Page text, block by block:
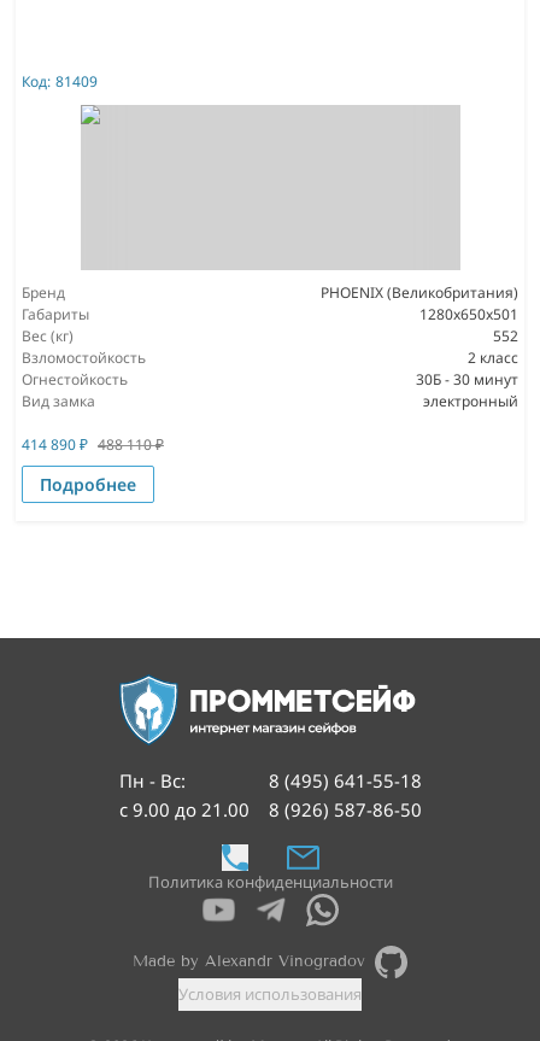
Код: 81409
Бренд
PHOENIX (Великобритания)
Габариты
1280х650х501
Вес (кг)
552
Взломостойкость
2 класс
Огнестойкость
30Б - 30 минут
Вид замка
электронный
414 890₽ 488 110₽
Подробнее
Пн - Вс:
с 9.00 до 21.00
8 (495) 641-55-18
8 (926) 587-86-50
Политика конфиденциальности
Условия использования
Made by Alexandr Vinogradov